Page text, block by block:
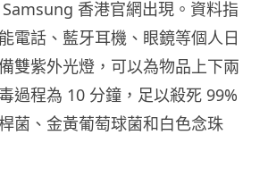
香港官網出現。資料指
電話、藍牙耳機、眼鏡等個人日
雙紫外光燈，可以為物品上下兩
過程為 10 分鐘，足以殺死 99%
菌、金黃葡萄球菌和白色念珠